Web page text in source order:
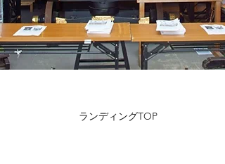
​ランディングTOP